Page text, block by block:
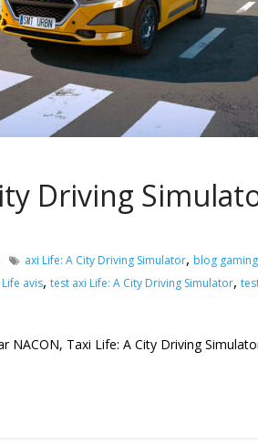
Driving
axi Life: A City Driving Simulator, blog gaming
avis, test axi Life: A City Driving Simulator,
NACON, Taxi Life: A City Driving